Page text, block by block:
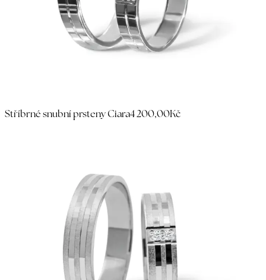
Stříbrné snubní prsteny Ciara4 200,00Kč